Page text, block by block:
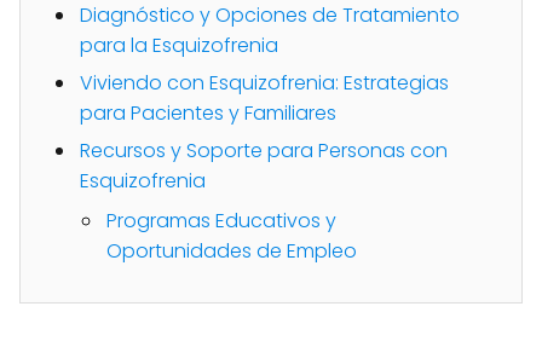
Diagnóstico y Opciones de Tratamiento
para la Esquizofrenia
Viviendo con Esquizofrenia: Estrategias
para Pacientes y Familiares
Recursos y Soporte para Personas con
Esquizofrenia
Programas Educativos y
Oportunidades de Empleo